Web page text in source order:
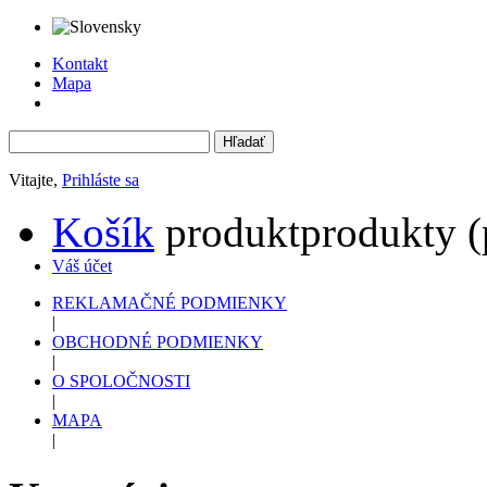
Kontakt
Mapa
Vitajte, Prihláste sa
Košík produktprodukty
Váš účet
REKLAMAČNÉ PODMIENKY
|
OBCHODNÉ PODMIENKY
|
O SPOLOČNOSTI
|
MAPA
|